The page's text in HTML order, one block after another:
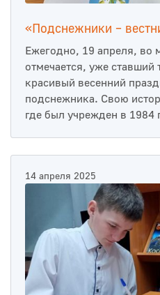
«Подснежники –
Ежегодно, 19 апреля, во
отмечается, уже
красивый весенний
подснежника. Свою
где был учрежден в 1984
14 апреля 2025